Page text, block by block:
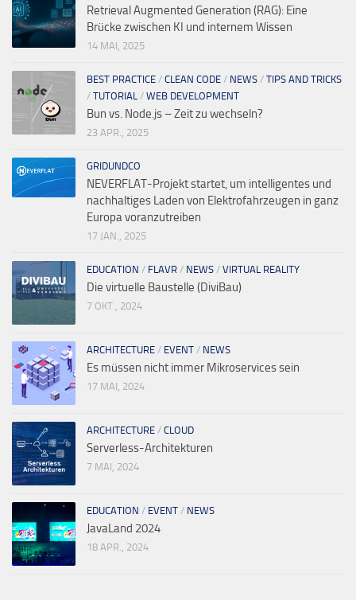
Retrieval Augmented Generation (RAG): Eine
Brücke zwischen KI und internem Wissen
14 MAI, 2025
BEST PRACTICE / CLEAN CODE / NEWS / TIPS AND TRICKS
/ TUTORIAL / WEB DEVELOPMENT
Bun vs. Node.js – Zeit zu wechseln?
23 APR., 2025
GRIDUNDCO
NEVERFLAT-Projekt startet, um intelligentes und
nachhaltiges Laden von Elektrofahrzeugen in ganz
Europa voranzutreiben
17 JAN., 2025
EDUCATION / FLAVR / NEWS / VIRTUAL REALITY
Die virtuelle Baustelle (DiviBau)
7 OKT., 2024
ARCHITECTURE / EVENT / NEWS
Es müssen nicht immer Mikroservices sein
17 MAI, 2024
ARCHITECTURE / CLOUD
Serverless-Architekturen
7 MAI, 2024
EDUCATION / EVENT / NEWS
JavaLand 2024
18 APR., 2024